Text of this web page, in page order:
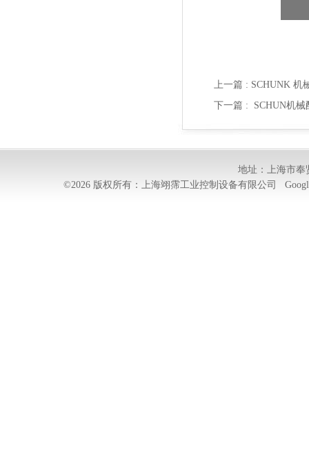
上一篇 : SCHUNK 机
下一篇 : SCHUN机械
地址：上海市奉
©2026 版权所有：上海翊霈工业控制设备有限公司